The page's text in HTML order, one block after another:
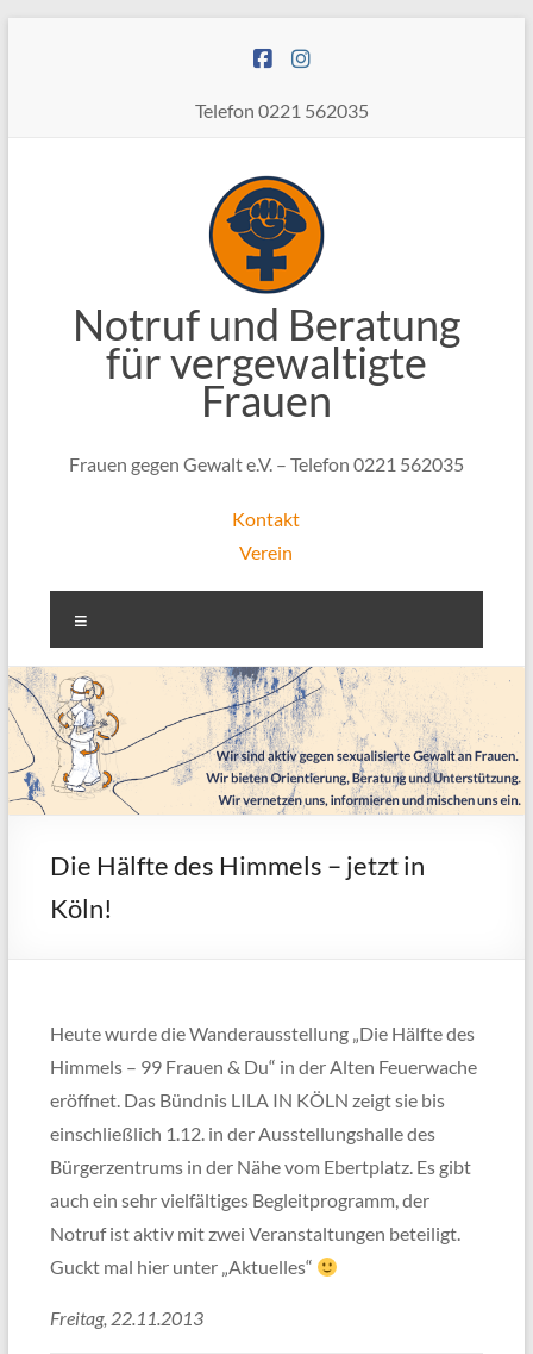
Telefon 0221 562035
Notruf und Beratung
für vergewaltigte
Frauen
Frauen gegen Gewalt e.V. – Telefon 0221 562035
Kontakt
Verein
Die Hälfte des Himmels – jetzt in
Köln!
Heute wurde die Wanderausstellung „Die Hälfte des
Himmels – 99 Frauen & Du“ in der Alten Feuerwache
eröffnet. Das Bündnis LILA IN KÖLN zeigt sie bis
einschließlich 1.12. in der Ausstellungshalle des
Bürgerzentrums in der Nähe vom Ebertplatz. Es gibt
auch ein sehr vielfältiges Begleitprogramm, der
Notruf ist aktiv mit zwei Veranstaltungen beteiligt.
Guckt mal hier unter „Aktuelles“
Freitag, 22.11.2013